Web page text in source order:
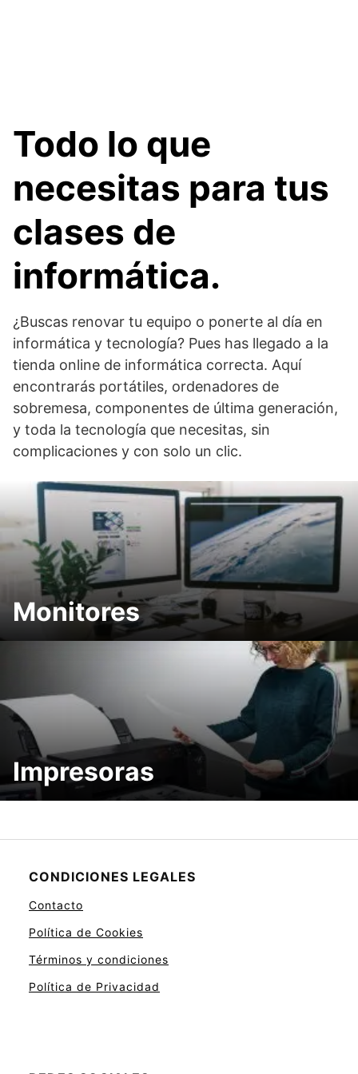
Todo lo que
necesitas para tus
clases de
informática.
¿Buscas renovar tu equipo o ponerte al día en
informática y tecnología? Pues has llegado a la
tienda online de informática correcta. Aquí
encontrarás portátiles, ordenadores de
sobremesa, componentes de última generación,
y toda la tecnología que necesitas, sin
complicaciones y con solo un clic.
Monitores
Impresoras
CONDICIONES LEGALES
Contacto
Política de Cookies
Términos y condiciones
Política de Privacidad